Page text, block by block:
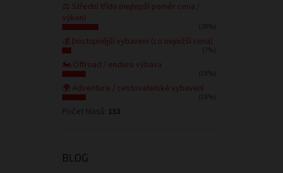
⚖️ Střední třída (nejlepší poměr cena /
výkon)
(28%)
💰 Dostupnější vybavení (co nejnižší cena)
(7%)
🏍️ Offroad / enduro výbava
(18%)
🌍 Adventure / cestovatelské vybavení
(18%)
Počet hlasů: 153
BLOG